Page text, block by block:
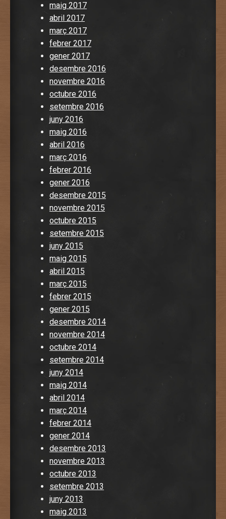
maig 2017
abril 2017
març 2017
febrer 2017
gener 2017
desembre 2016
novembre 2016
octubre 2016
setembre 2016
juny 2016
maig 2016
abril 2016
març 2016
febrer 2016
gener 2016
desembre 2015
novembre 2015
octubre 2015
setembre 2015
juny 2015
maig 2015
abril 2015
març 2015
febrer 2015
gener 2015
desembre 2014
novembre 2014
octubre 2014
setembre 2014
juny 2014
maig 2014
abril 2014
març 2014
febrer 2014
gener 2014
desembre 2013
novembre 2013
octubre 2013
setembre 2013
juny 2013
maig 2013